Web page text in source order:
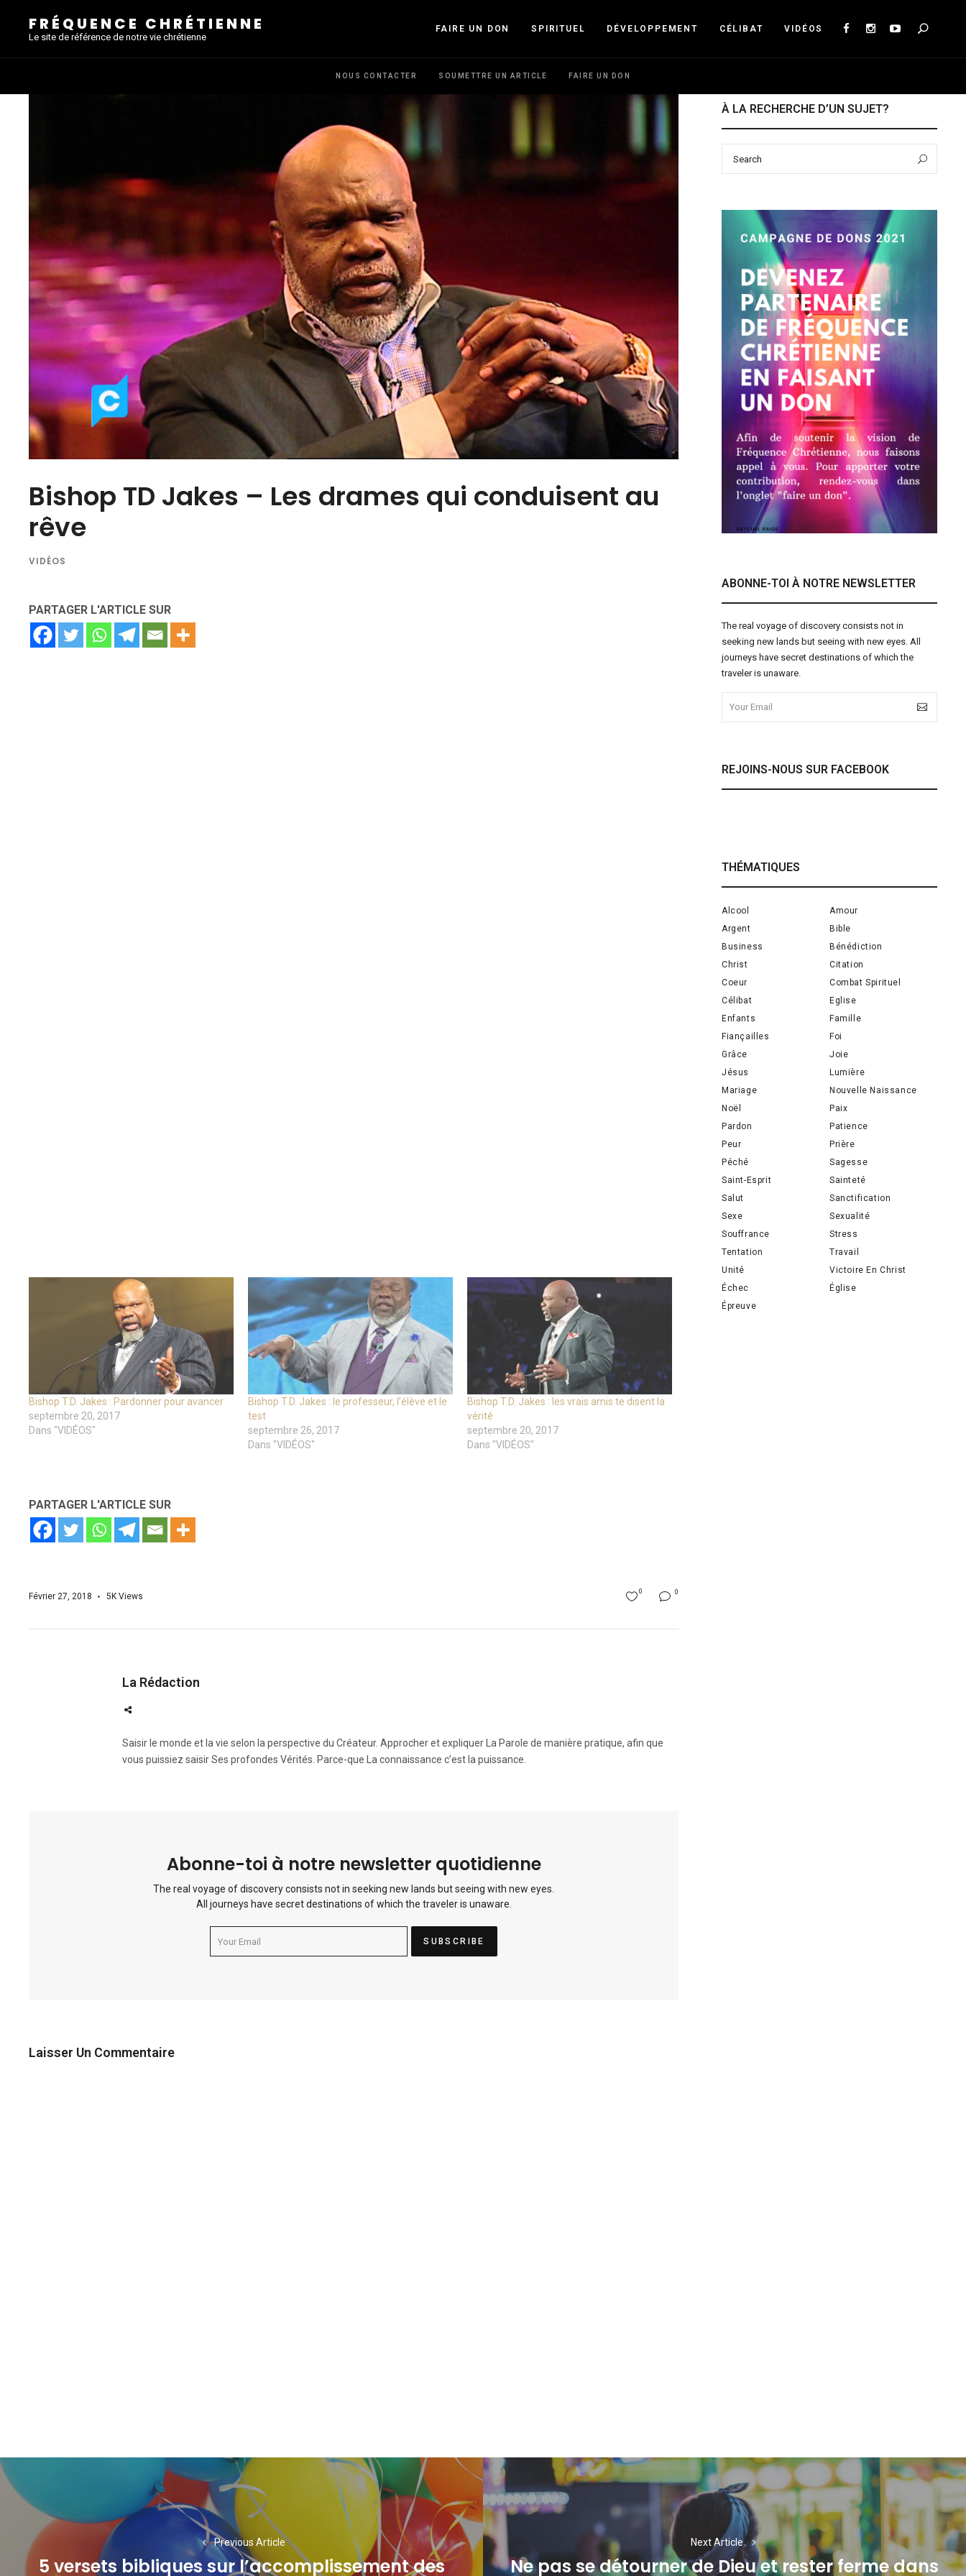
FRÉQUENCE CHRÉTIENNE
Le site de référence de notre vie chrétienne
FAIRE UN DON SPIRITUEL DÉVELOPPEMENT CÉLIBAT VIDÉOS
NOUS CONTACTER SOUMETTRE UN ARTICLE FAIRE UN DON
Bishop TD Jakes – Les drames qui conduisent au
rêve
VIDÉOS
PARTAGER L'ARTICLE SUR
Bishop T.D. Jakes : Pardonner pour avancer
septembre 20, 2017
Dans "VIDÉOS"
Bishop T.D. Jakes : le professeur, l’élève et le
test
septembre 26, 2017
Dans "VIDÉOS"
Bishop T.D. Jakes : les vrais amis te disent la
vérité
septembre 20, 2017
Dans "VIDÉOS"
PARTAGER L'ARTICLE SUR
Février 27, 2018 5K Views 0
0
La Rédaction
Saisir le monde et la vie selon la perspective du Créateur. Approcher et expliquer La Parole de manière pratique, afin que
vous puissiez saisir Ses profondes Vérités. Parce-que La connaissance c’est la puissance.
Abonne-toi à notre newsletter quotidienne
The real voyage of discovery consists not in seeking new lands but seeing with new eyes.
All journeys have secret destinations of which the traveler is unaware.
Laisser Un Commentaire
À LA RECHERCHE D’UN SUJET?
ABONNE-TOI À NOTRE NEWSLETTER
The real voyage of discovery consists not in
seeking new lands but seeing with new eyes. All
journeys have secret destinations of which the
traveler is unaware.
REJOINS-NOUS SUR FACEBOOK
THÉMATIQUES
Alcool
Amour
Argent
Bible
Business
Bénédiction
Christ
Citation
Coeur
Combat Spirituel
Célibat
Eglise
Enfants
Famille
Fiançailles
Foi
Grâce
Joie
Jésus
Lumière
Mariage
Nouvelle Naissance
Noël
Paix
Pardon
Patience
Peur
Prière
Péché
Sagesse
Saint-Esprit
Sainteté
Salut
Sanctification
Sexe
Sexualité
Souffrance
Stress
Tentation
Travail
Unité
Victoire En Christ
Échec
Église
Épreuve
Navigation
de
l’article
Previous Article
5 versets bibliques sur l’accomplissement des
Next Article
Ne pas se détourner de Dieu et rester ferme dans